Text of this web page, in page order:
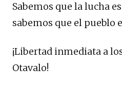
Sabemos que la lucha
sabemos que el pueblo
¡Libertad inmediata a
Otavalo!